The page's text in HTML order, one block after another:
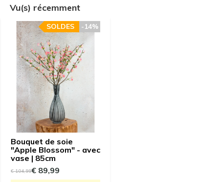
Vu(s) récemment
Bouquet de soie
"Apple Blossom" - avec
vase | 85cm
-14%
SOLDES
€ 104,99€ 89,99